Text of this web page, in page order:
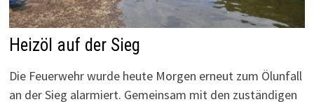
Heizöl auf der Sieg
Die Feuerwehr wurde heute Morgen erneut zum Ölunfall
an der Sieg alarmiert. Gemeinsam mit den zuständigen